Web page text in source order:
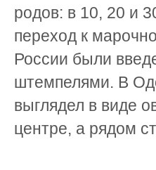
родов: в 10, 20 и
переход к
России были
штемпелями. В
выглядел в виде
центре, а рядом